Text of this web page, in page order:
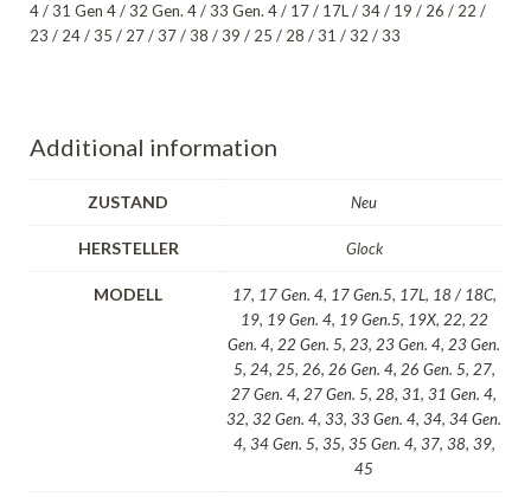
4 / 31 Gen 4 / 32 Gen. 4 / 33 Gen. 4 / 17 / 17L / 34 / 19 / 26 / 22 /
23 / 24 / 35 / 27 / 37 / 38 / 39 / 25 / 28 / 31 / 32 / 33
Additional information
ZUSTAND Neu
HERSTELLER Glock
MODELL 17, 17 Gen. 4, 17 Gen.5, 17L, 18 / 18C,
19, 19 Gen. 4, 19 Gen.5, 19X, 22, 22
Gen. 4, 22 Gen. 5, 23, 23 Gen. 4, 23 Gen.
5, 24, 25, 26, 26 Gen. 4, 26 Gen. 5, 27,
27 Gen. 4, 27 Gen. 5, 28, 31, 31 Gen. 4,
32, 32 Gen. 4, 33, 33 Gen. 4, 34, 34 Gen.
4, 34 Gen. 5, 35, 35 Gen. 4, 37, 38, 39,
45